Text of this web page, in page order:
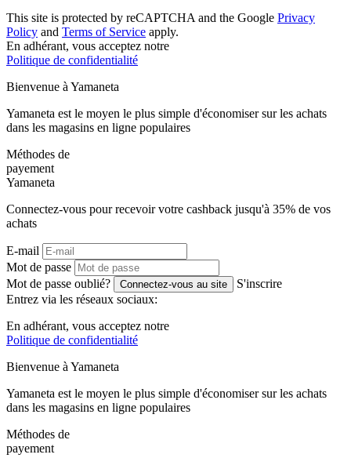
This site is protected by reCAPTCHA and the Google Privacy
Policy and Terms of Service apply.
En adhérant, vous acceptez notre
Politique de confidentialité
Bienvenue à Yamaneta
Yamaneta est le moyen le plus simple d'économiser sur les achats
dans les magasins en ligne populaires
Méthodes de
payement
Yamaneta
Connectez-vous pour recevoir votre cashback jusqu'à 35% de vos
achats
E-mail
Mot de passe
Mot de passe oublié?
Connectez-vous au site
S'inscrire
Entrez via les réseaux sociaux:
En adhérant, vous acceptez notre
Politique de confidentialité
Bienvenue à Yamaneta
Yamaneta est le moyen le plus simple d'économiser sur les achats
dans les magasins en ligne populaires
Méthodes de
payement